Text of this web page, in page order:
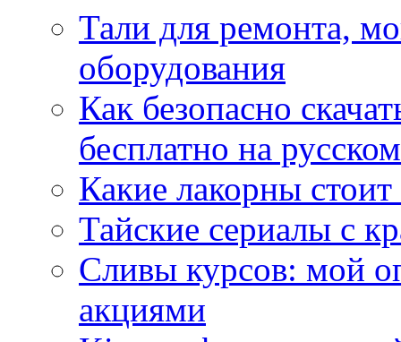
Тали для ремонта,
оборудования
Как безопасно
бесплатно на
Какие лакорны
Тайские сериалы с
Сливы курсов: мой
акциями